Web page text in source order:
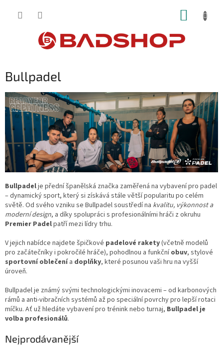
Bullpadel
Bullpadelje přední španělská značka zaměřená na vybavení pro padel
– dynamický sport, který si získává stále větší popularitu po celém
světě. Od svého vzniku se Bullpadel soustředí na kvalitu, výkonnost a
moderní design, a díky spolupráci s profesionálními hráči z okruhu
Premier Padelpatří mezi lídry trhu.
V jejich nabídce najdete špičkové padelové rakety(včetně modelů
pro začátečníky i pokročilé hráče), pohodlnou a funkčníobuv, stylové
sportovní oblečenía doplňky, které posunou vaši hru na vyšší
úroveň.
Bullpadel je známý svými technologickými inovacemi – od karbonových
rámů a anti-vibračních systémů až po speciální povrchy pro lepší rotaci
míčku. Ať už hledáte vybavení pro trénink nebo turnaj, Bullpadel je
volba profesionálů.
Nejprodávanější